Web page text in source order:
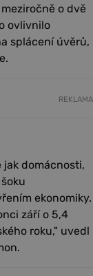
o dvě
ovlivnilo
splácení úvěrů,
REKLAMA
domácnosti,
ekonomiky.
září o 5,4
roku," uvedl